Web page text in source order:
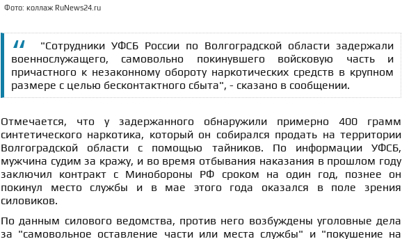
Фото: коллаж RuNews24.ru
"Сотрудники УФСБ России по Волгоградской области задержали
военнослужащего, самовольно покинувшего войсковую часть и
причастного к незаконному обороту наркотических средств в крупном
размере с целью бесконтактного сбыта", - сказано в сообщении.
Отмечается, что у задержанного обнаружили примерно 400 грамм
синтетического наркотика, который он собирался продать на территории
Волгоградской области с помощью тайников. По информации УФСБ,
мужчина судим за кражу, и во время отбывания наказания в прошлом году
заключил контракт с Минобороны РФ сроком на один год, познее он
покинул место службы и в мае этого года оказался в поле зрения
силовиков.
По данным силового ведомства, против него возбуждены уголовные дела
за "самовольное оставление части или места службы" и "покушение на